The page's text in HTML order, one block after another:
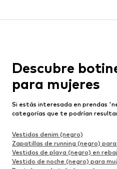
Descubre
para mujeres
Si estás interesada en prendas
categorías que te podrían
Vestidos denim (negro)
Zapatillas de running (negro)
Vestidos de playa (negro) en
Vestido de noche (negro) para